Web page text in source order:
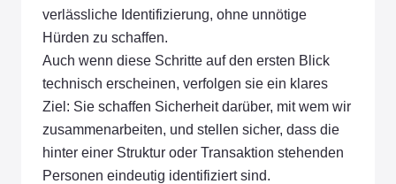
verlässliche Identifizierung, ohne unnötige
Hürden zu schaffen.
Auch wenn diese Schritte auf den ersten Blick
technisch erscheinen, verfolgen sie ein klares
Ziel: Sie schaffen Sicherheit darüber, mit wem wir
zusammenarbeiten, und stellen sicher, dass die
hinter einer Struktur oder Transaktion stehenden
Personen eindeutig identifiziert sind.